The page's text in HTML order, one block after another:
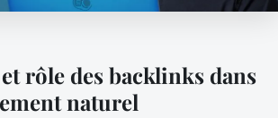
rôle des backlinks dans
naturel